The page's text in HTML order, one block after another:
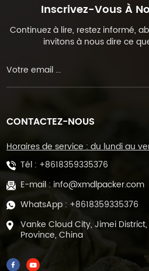
Inscrivez-Vous À
Continuez à lire, restez informé,
invitons à nous dire ce
CONTACTEZ-NOUS
Horaires de service : du lundi au
Tél : +8618359335376
E-mail : info@xmdlpacker.com
WhatsApp : +8618359335376
Vanke Cloud City, Jimei
Province, China